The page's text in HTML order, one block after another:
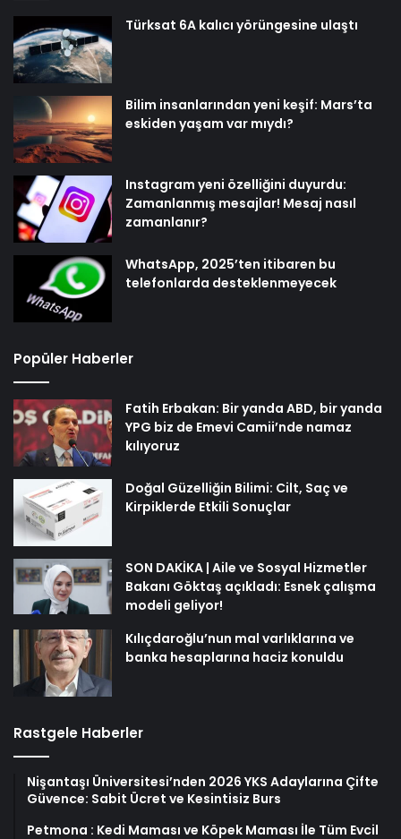
Türksat 6A kalıcı yörüngesine ulaştı
Bilim insanlarından yeni keşif: Mars’ta
eskiden yaşam var mıydı?
Instagram yeni özelliğini duyurdu:
Zamanlanmış mesajlar! Mesaj nasıl
zamanlanır?
WhatsApp, 2025’ten itibaren bu
telefonlarda desteklenmeyecek
Popüler Haberler
Fatih Erbakan: Bir yanda ABD, bir yanda
YPG biz de Emevi Camii’nde namaz
kılıyoruz
Doğal Güzelliğin Bilimi: Cilt, Saç ve
Kirpiklerde Etkili Sonuçlar
SON DAKİKA | Aile ve Sosyal Hizmetler
Bakanı Göktaş açıkladı: Esnek çalışma
modeli geliyor!
Kılıçdaroğlu’nun mal varlıklarına ve
banka hesaplarına haciz konuldu
Rastgele Haberler
Nişantaşı Üniversitesi’nden 2026 YKS Adaylarına Çifte
Güvence: Sabit Ücret ve Kesintisiz Burs
Petmona : Kedi Maması ve Köpek Maması İle Tüm Evcil